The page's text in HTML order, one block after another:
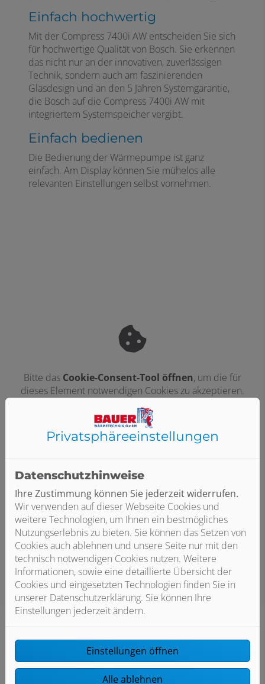
Einfach hochwertig
Mit der Compress 7400i AW entscheiden Sie sich
für hochwertige Qualität von Bosch. Sie erkennen
das nicht nur an der innovativen, zuverlässigen
Technik, sondern auch am faszinierenden
Glasdesign und an den 5 Jahren Systemgarantie,
die Bosch auf die Compress 7400i AW mit
integriertem Systemspeicher vergibt.
Einfach bedienen
Die Bedienung der Wärmepumpe ist ganz
einfach. Am Display können Sie mühelos alle
relevanten Einstellungen selbst vornehmen.
Bitte das Cookie-Consent-Tool öffnen, um die für
dieses Element notwendigen Cookies zu akzeptieren.
Bitte dasCookie-Consent-Tool öffnen, um die für
dieses Element notwendigen Cookies zu akzeptieren.
Technische Daten:
Produkttyp: CS7400iAW 5 ORMB-S
Privatsphäre­einstellungen
Datenschutzhinweise
Ihre Zustimmung können Sie jederzeit widerrufen.
Wir verwenden auf dieser Webseite Cookies und
weitere Technologien, um Ihnen ein bestmögliches
Nutzungserlebnis zu bieten. Sie können das Setzen von
Cookies auch ablehnen und unsere Seite nur mit den
technisch notwendigen Cookies nutzen. Weitere
Informationen, sowie eine detaillierte Übersicht der
Cookies und eingesetzten Technologien finden Sie in
unserer Datenschutzerklärung. Sie können Ihre
Einstellungen jederzeit ändern.
Einstellungen öffnen
Alle ablehnen